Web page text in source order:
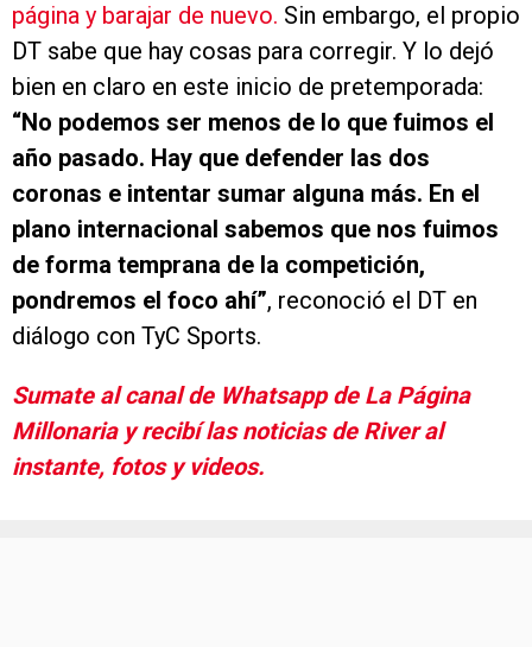
página y barajar de nuevo. Sin embargo, el propio
DT sabe que hay cosas para corregir. Y lo dejó
bien en claro en este inicio de pretemporada:
“No podemos ser menos de lo que fuimos el
año pasado. Hay que defender las dos
coronas e intentar sumar alguna más. En el
plano internacional sabemos que nos fuimos
de forma temprana de la competición,
pondremos el foco ahí”, reconoció el DT en
diálogo con TyC Sports.
Sumate al canal de Whatsapp de La Página
Millonaria y recibí las noticias de River al
instante, fotos y videos.